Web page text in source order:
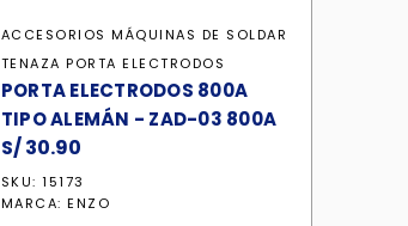
ACCESORIOS MÁQUINAS DE SOLDAR
TENAZA PORTA ELECTRODOS
PORTA ELECTRODOS 800A
TIPO ALEMÁN - ZAD-03 800A
S/30.90
SKU: 15173
MARCA:ENZO